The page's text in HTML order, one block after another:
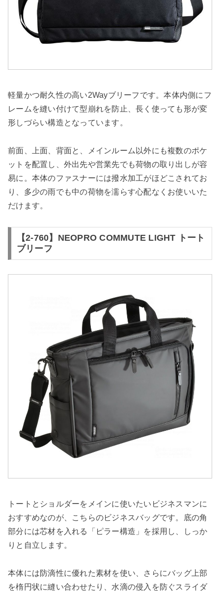
軽量かつ耐久性の高い2Wayブリーフです。本体内側にフ
レームを縫い付けて型崩れを防止、長く使っても形が変
形しづらい構造となっています。
前面、上面、背面と、メインルーム以外にも複数のポケ
ットを配置し、外出先や営業先でも荷物の取り出しが容
易に。本体のファスナーには撥水加工がほどこされてお
り、多少の雨でも中の荷物を濡らす心配なくお使いいた
だけます。
【2-760】NEOPRO COMMUTE LIGHT トート
ブリーフ
トートとショルダーをメインに使いたいビジネスマンに
おすすめなのが、こちらのビジネスバッグです。底の角
部分には芯材を入れる「ピラー構造」を採用し、しっか
りと自立します。
本体には防滴性に優れた素材を使い、さらにバッグ上部
を楕円状に縫い合わせたり、水滴の侵入を防ぐスライダ